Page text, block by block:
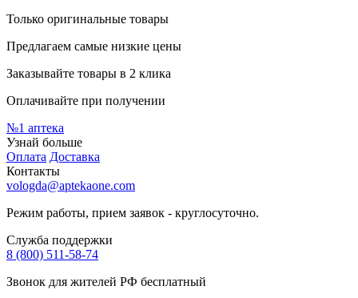
Только оригинальные товары
Предлагаем самые низкие цены
Заказывайте товары в 2 клика
Оплачивайте при получении
№1 аптека
Узнай больше
Оплата Доставка
Контакты
vologda@aptekaone.com
Режим работы, прием заявок - круглосуточно.
Служба поддержки
8 (800) 511-58-74
Звонок для жителей РФ бесплатный